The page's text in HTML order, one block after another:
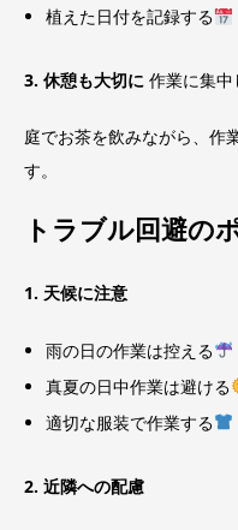
植えた日付を記録する
3. 休憩も大切に 作業に集
庭でお茶を飲みながら、作
す。
トラブル回避の
1. 天候に注意
雨の日の作業は控える
真夏の日中作業は避ける
適切な服装で作業する
2. 近隣への配慮